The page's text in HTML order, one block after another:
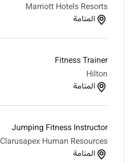
Marriott Hotels Resorts
المنامة
Fitness Trainer
Hilton
المنامة
Jumping Fitness Instructor
Clarusapex Human Resources
المنامة